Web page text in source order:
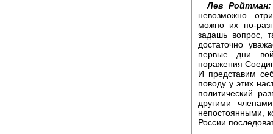
Лев Ройтман:
невозможно
можно их по-
задашь вопрос,
достаточно
первые дни
поражения
И представим
поводу у этих
политический
другими
непостоянными,
России